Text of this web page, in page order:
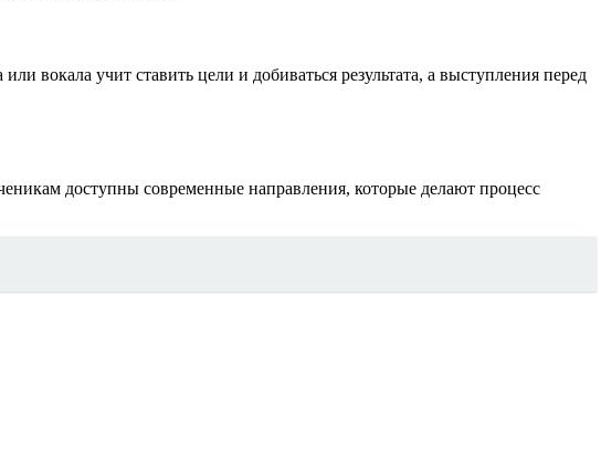
вокала учит ставить цели и добиваться результата, а выступления перед
доступны современные направления, которые делают процесс